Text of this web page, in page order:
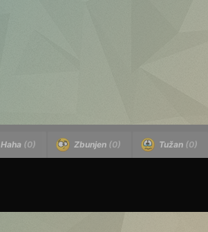
Haha (0) Zbunjen (0) Tužan (0)